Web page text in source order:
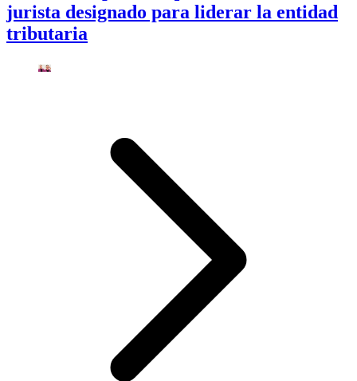
jurista designado para liderar la entidad
tributaria